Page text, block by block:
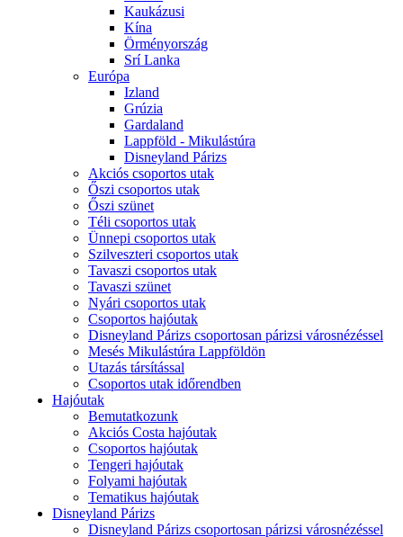
Kaukázusi
Kína
Örményország
Srí Lanka
Európa
Izland
Grúzia
Gardaland
Lappföld - Mikulástúra
Disneyland Párizs
Akciós csoportos utak
Őszi csoportos utak
Őszi szünet
Téli csoportos utak
Ünnepi csoportos utak
Szilveszteri csoportos utak
Tavaszi csoportos utak
Tavaszi szünet
Nyári csoportos utak
Csoportos hajóutak
Disneyland Párizs csoportosan párizsi városnézéssel
Mesés Mikulástúra Lappföldön
Utazás társítással
Csoportos utak időrendben
Hajóutak
Bemutatkozunk
Akciós Costa hajóutak
Csoportos hajóutak
Tengeri hajóutak
Folyami hajóutak
Tematikus hajóutak
Disneyland Párizs
Disneyland Párizs csoportosan párizsi városnézéssel